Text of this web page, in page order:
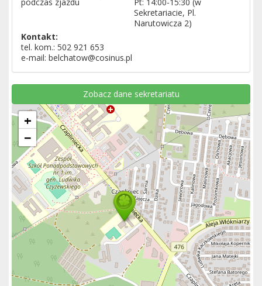
podczas zjazdu
Pt: 14:00-15:30 (w
Sekretariacie, Pl.
Narutowicza 2)
Kontakt:
tel. kom.: 502 921 653
e-mail: belchatow@cosinus.pl
Zobacz dane sekretariatu
+
−